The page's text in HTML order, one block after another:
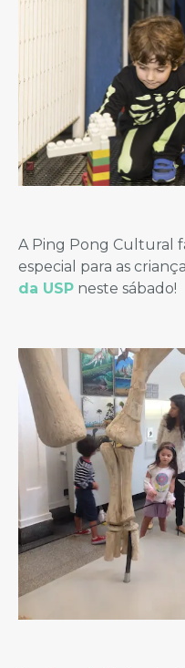
A Ping Pong Cultural
especial para as
da USP neste sábado!